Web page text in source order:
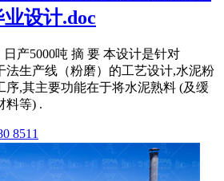
设计.doc
日产5000吨 摘 要 本设计是针对
法生产线（粉磨）的工艺设计,水泥粉
序,其主要功能在于将水泥熟料 (及缓
料等) .
8511